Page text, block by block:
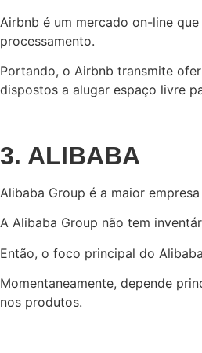
Airbnb é um mercado on-line
processamento.
Portando, o Airbnb transmite
dispostos a alugar espaço livre
3. ALIBABA
Alibaba Group é a maior
A Alibaba Group não tem
Então, o foco principal do
Momentaneamente, depende
nos produtos.